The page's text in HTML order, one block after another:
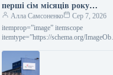
перші сім місяців року
зменшився на 4,4% у
порівнянні з минулим роком.
Алла Самсоненко
Сер 7, 2026
itemprop=”image” itemscope
itemtype=”https://schema.org/ImageObje
сталі Роздрукувати 79 07 Серпня 2026